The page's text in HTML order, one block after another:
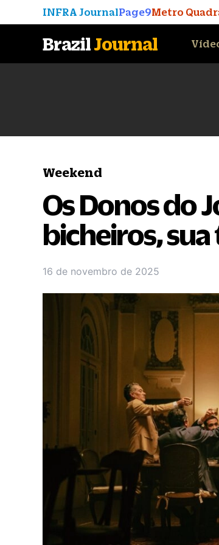
INFRA JournalPage9Metro
BrazilJournal
Weekend
Os Donos do
bicheiros,
16 de novembro de 2025